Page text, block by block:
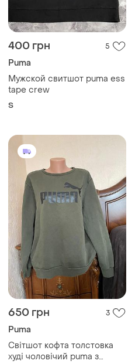
400 грн 5
Puma
Мужской свитшот puma ess
tape crew
S
650 грн 3
Puma
Світшот кофта толстовка
худі чоловічий puma з